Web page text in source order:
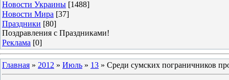
Новости Украины [1488]
Новости Мира [37]
Праздники [80]
Поздравления с Праздниками!
Реклама [0]
Главная » 2012 » Июль » 13 » Среди сумских пограничников